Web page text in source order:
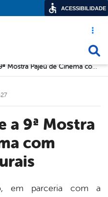
Acesso
Solidão recebe a 9ª Mostra Pajeú de Cinema com exibições culturais
com
em parceria com a
ACESSIBILIDADE